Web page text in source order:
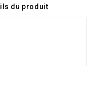
du produit